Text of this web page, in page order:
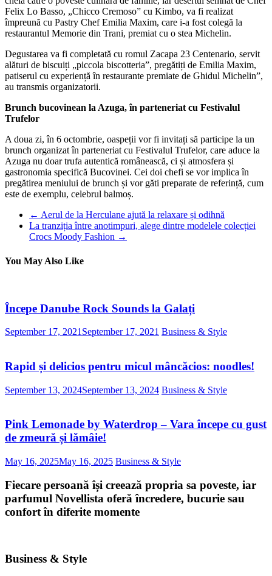
Felix Lo Basso, „Chicco Cremoso” cu Kimbo, va fi realizat
împreună cu Pastry Chef Emilia Maxim, care i-a fost colegă la
restaurantul Memorie din Trani, premiat cu o stea Michelin.
Degustarea va fi completată cu romul Zacapa 23 Centenario, servit
alături de biscuiți „piccola biscotteria”, pregătiți de Emilia Maxim,
patiserul cu experiență în restaurante premiate de Ghidul Michelin”,
au transmis organizatorii.
Brunch bucovinean la Azuga, în parteneriat cu Festivalul
Trufelor
A doua zi, în 6 octombrie, oaspeții vor fi invitați să participe la un
brunch organizat în parteneriat cu Festivalul Trufelor, care aduce la
Azuga nu doar trufa autentică românească, ci și atmosfera și
gastronomia specifică Bucovinei. Cei doi chefi se vor implica în
pregătirea meniului de brunch și vor găti preparate de referință, cum
este de exemplu, celebrul balmoș.
← Aerul de la Herculane ajută la relaxare și odihnă
La tranziția între anotimpuri, alege dintre modelele colecției
Crocs Moody Fashion →
You May Also Like
Începe Danube Rock Sounds la Galați
September 17, 2021 September 17, 2021 Business & Style
Rapid și delicios pentru micul mâncăcios: noodles!
September 13, 2024September 13, 2024 Business & Style
Pink Lemonade by Waterdrop – Vara începe cu gust
de zmeură și lămâie!
May 16, 2025May 16, 2025 Business & Style
Fiecare persoană își creează propria sa poveste, iar
parfumul Novellista oferă încredere, bucurie sau
confort în diferite momente
Business & Style